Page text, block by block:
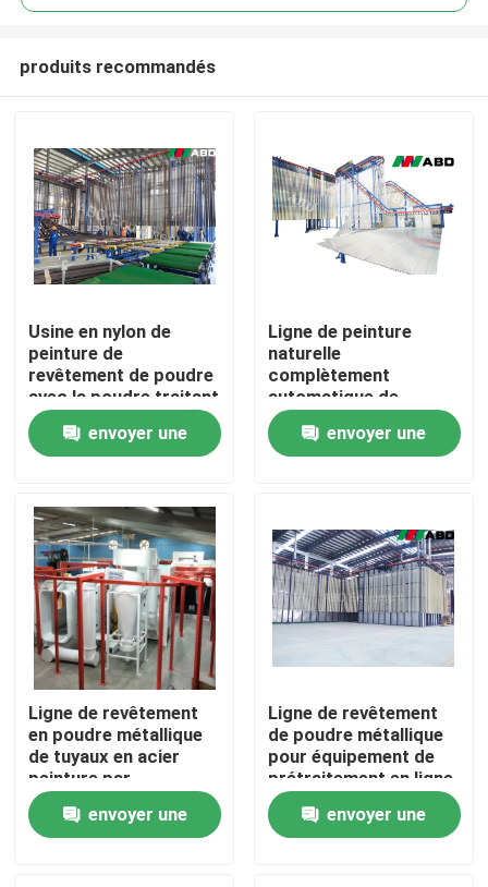
Maison
Produits
VR Show
Au sujet de nous
Visite d'usine
Contrôle de qualité
Contactez-nous
Demandez une citation
produits recommandés
Usine en nylon de
peinture de
revêtement de poudre
avec la poudre traitant
le four 6kw
envoyer une
Ligne de peinture
naturelle
complètement
automatique de
poudre de chauffage
au gaz d'usine de
revêtement de poudre
envoyer une
Ligne de revêtement
en poudre métallique
de tuyaux en acier
peinture par
pulvérisation 380V
envoyer une
Ligne de revêtement
de poudre métallique
pour équipement de
prétraitement en ligne
envoyer une